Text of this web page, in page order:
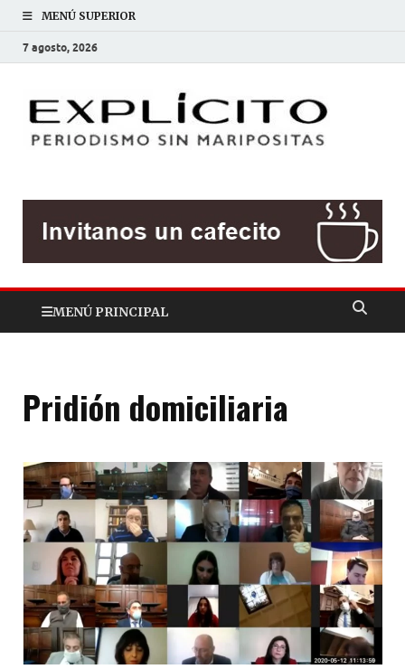
MENÚ SUPERIOR
7 agosto, 2026
MENÚ PRINCIPAL
Pridión domiciliaria